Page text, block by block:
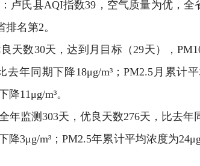
卢氏县AQI指数39，空气质量为优，全
名第2。
天数30天，达到月目标（29天），
年同期下降18μg/m³；PM2.5月累计
11μg/m³。
年监测303天，优良天数276天，比去
降3μg/m³；PM2.5年累计平均浓度为